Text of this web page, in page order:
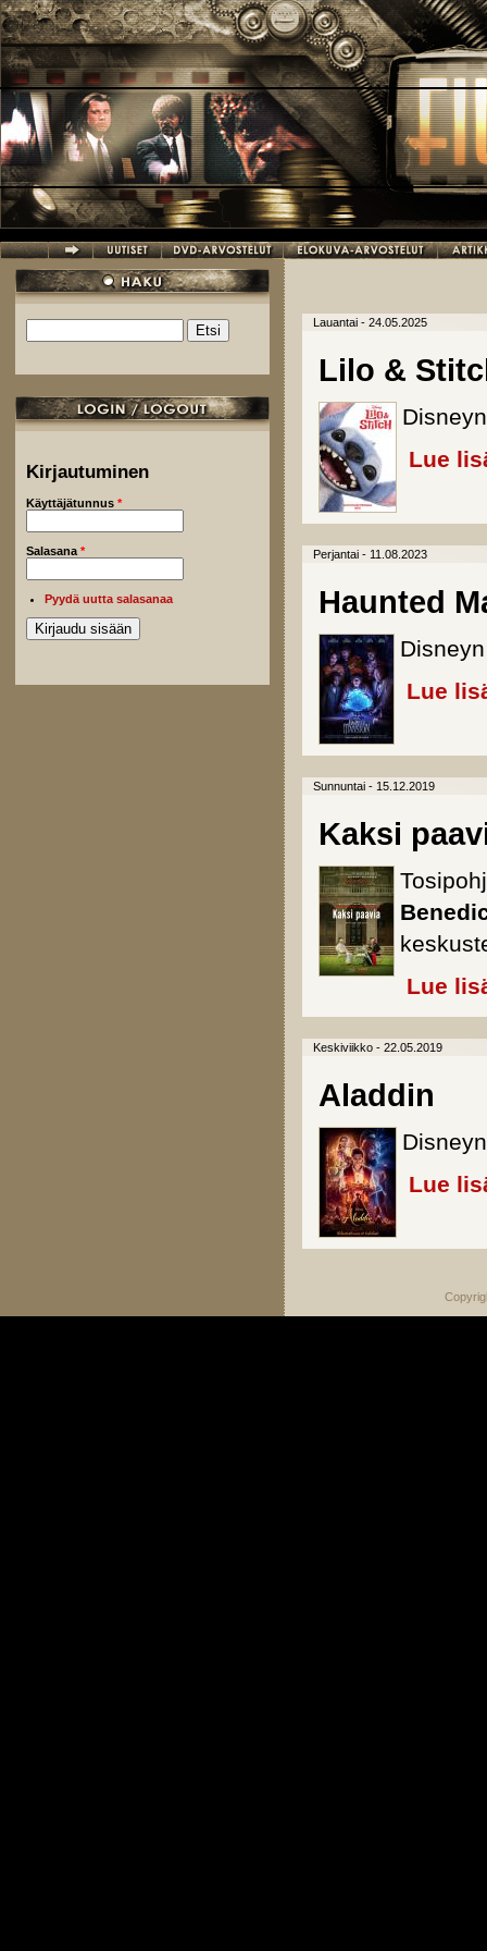
Hyppää pääsisältöön
Hakulomake
Kirjautuminen
Käyttäjätunnus *
Salasana *
Pyydä uutta salasanaa
Lauantai - 24.05.2025
Lilo &
Lue
Perjantai - 11.08.2023
Haunted
Lue
Sunnuntai - 15.12.2019
Kaksi
Lue
Keskiviikko - 22.05.2019
Aladdin
Lue